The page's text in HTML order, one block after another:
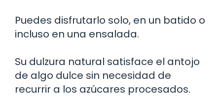
Puedes disfrutarlo solo, en un batido o
incluso en una ensalada.
Su dulzura natural satisface el antojo
de algo dulce sin necesidad de
recurrir a los azúcares procesados.